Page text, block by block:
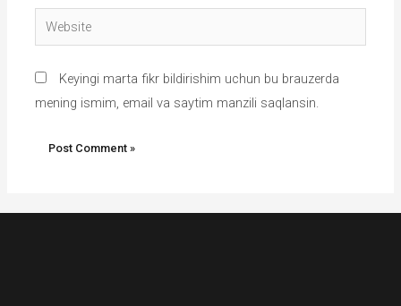
Website
Keyingi marta fikr bildirishim uchun bu brauzerda
mening ismim, email va saytim manzili saqlansin.